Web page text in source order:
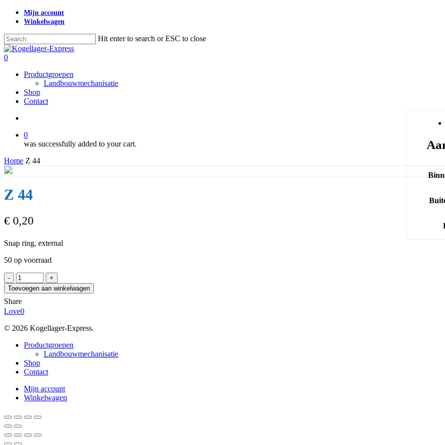
Skip
content
Mijn account
Winkelwagen
Hit enter to search or ESC to close
Close
Search
search
0
Productgroepen
Landbouwmechanisatie
Shop
Contact
0
was successfully added to your cart.
Home Z 44
Z 44
€ 0,20
Snap ring, external
50 op voorraad
Z
44
aantal
Toevoegen aan winkelwagen
Share
Love0
© 2026 Kogellager-Express.
Close
Productgroepen
Landbouwmechanisatie
Shop
Contact
Mijn account
Winkelwagen